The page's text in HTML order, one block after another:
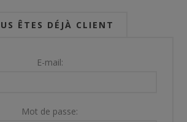
ÊTES DÉJÀ CLIENT
E-mail:
Mot de passe: